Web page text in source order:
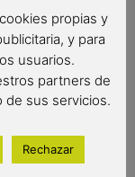
que da un
marca
con
al agua.
cookies propias y
y para
usuarios.
partners de
de sus servicios.
Rechazar